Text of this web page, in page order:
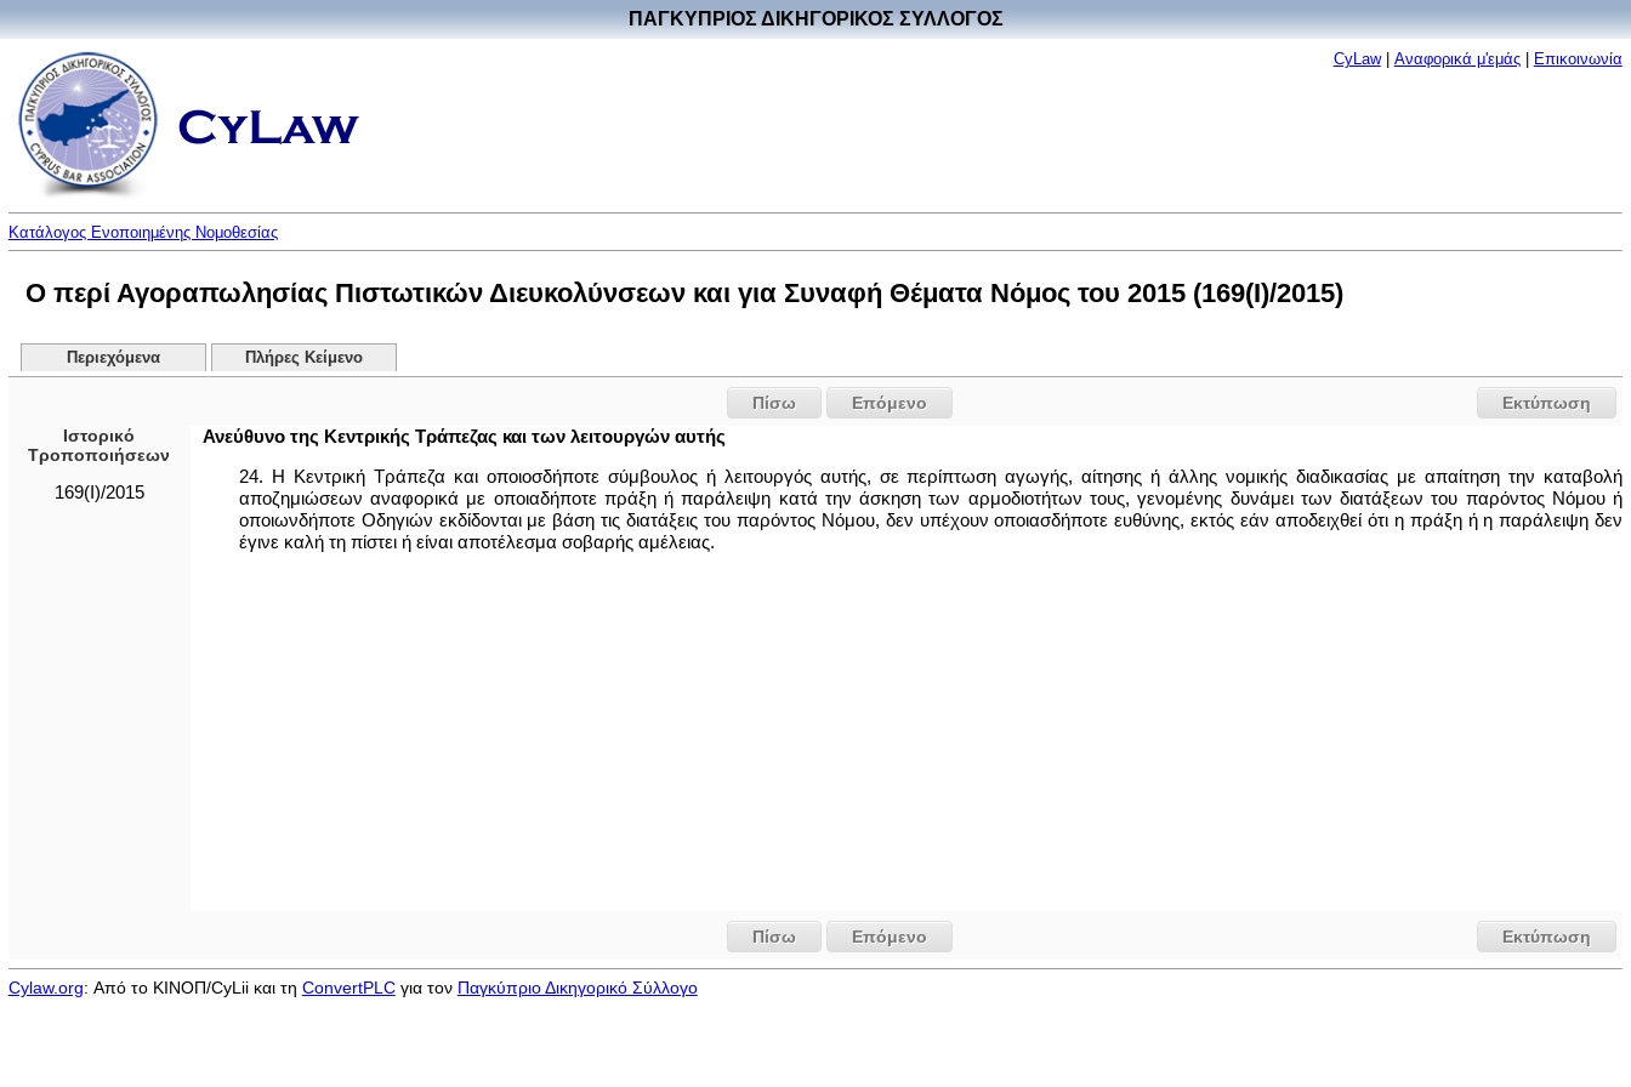
ΠΑΓΚΥΠΡΙΟΣ ΔΙΚΗΓΟΡΙΚΟΣ ΣΥΛΛΟΓΟΣ
CyLaw| Αναφορικά μ'εμάς| Επικοινωνία
Κατάλογος Ενοποιημένης Νομοθεσίας
Ο περί Αγοραπωλησίας Πιστωτικών Διευκολύνσεων και για Συναφή Θέματα Νόμος του 2015 (169(I)/2015)
Περιεχόμενα Πλήρες Κείμενο
Εκτύπωση
Πίσω
Επόμενο
Ιστορικό
Τροποποιήσεων
169(I)/2015
Ανεύθυνο της Κεντρικής Τράπεζας και των λειτουργών αυτής
24. Η Κεντρική Τράπεζα και οποιοσδήποτε σύμβουλος ή λειτουργός αυτής, σε περίπτωση αγωγής, αίτησης ή άλλης νομικής διαδικασίας με απαίτηση την καταβολή
αποζημιώσεων αναφορικά με οποιαδήποτε πράξη ή παράλειψη κατά την άσκηση των αρμοδιοτήτων τους, γενομένης δυνάμει των διατάξεων του παρόντος Νόμου ή
οποιωνδήποτε Οδηγιών εκδίδονται με βάση τις διατάξεις του παρόντος Νόμου, δεν υπέχουν οποιασδήποτε ευθύνης, εκτός εάν αποδειχθεί ότι η πράξη ή η παράλειψη δεν
έγινε καλή τη πίστει ή είναι αποτέλεσμα σοβαρής αμέλειας.
Εκτύπωση
Πίσω Επόμενο
Cylaw.org: Από το ΚΙΝOΠ/CyLii και τη ConvertPLCγια τον Παγκύπριο Δικηγορικό Σύλλογο